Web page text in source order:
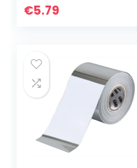
Doe-het-zelf
ng…
€5.79